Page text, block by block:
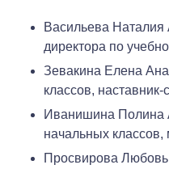
Васильева Наталия
директора по
Зевакина Елена
классов, наставник-
Иванишина Полина
начальных
Просвирова